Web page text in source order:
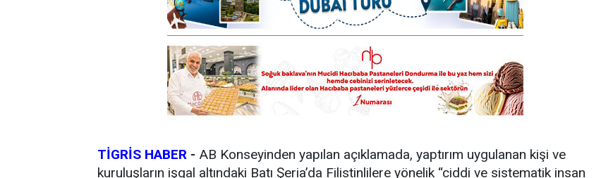
TİGRİS HABER - AB Konseyinden yapılan açıklamada, yaptırım uygulanan kişi ve
kuruluşların işgal altındaki Batı Şeria’da Filistinlilere yönelik “ciddi ve sistematik insan